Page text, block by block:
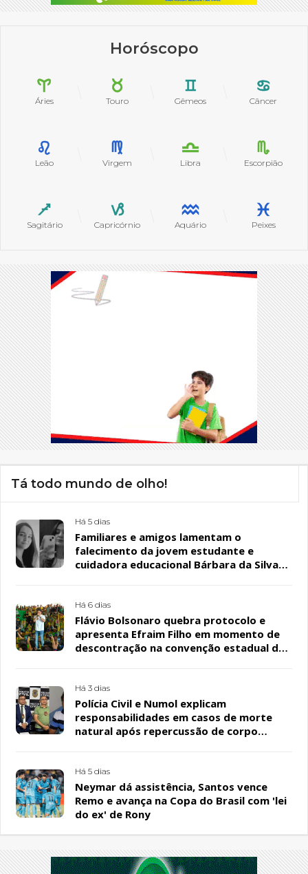
Horóscopo
Áries Touro Gêmeos Câncer
Leão Virgem Libra Escorpião
Sagitário Capricórnio Aquário Peixes
Tá todo mundo de olho!
Há 5 dias
Familiares e amigos lamentam o
falecimento da jovem estudante e
cuidadora educacional Bárbara da Silva
Há 6 dias
Flávio Bolsonaro quebra protocolo e
apresenta Efraim Filho em momento de
descontração na convenção estadual do
Há 3 dias
Polícia Civil e Numol explicam
responsabilidades em casos de morte
natural após repercussão de corpo
Há 5 dias
Neymar dá assistência, Santos vence
Remo e avança na Copa do Brasil com 'lei
do ex' de Rony